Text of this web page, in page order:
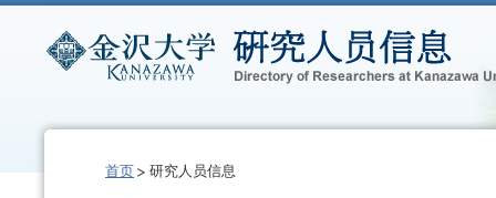
首页 研究人员信息